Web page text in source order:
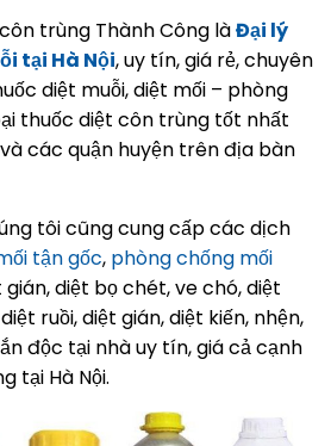
trùng Thành Công làĐại lý
tại Hà Nội, uy tín, giá rẻ, chuyên
diệt muỗi, diệt mối – phòng
thuốc diệt côn trùng tốt nhất
các quận huyện trên địa bàn
tôi cũng cung cấp các dịch
tận gốc, phòng chống mối
gián, diệt bọ chét, ve chó, diệt
ruồi, diệt gián, diệt kiến, nhện,
độc tại nhà uy tín, giá cả cạnh
tại Hà Nội.